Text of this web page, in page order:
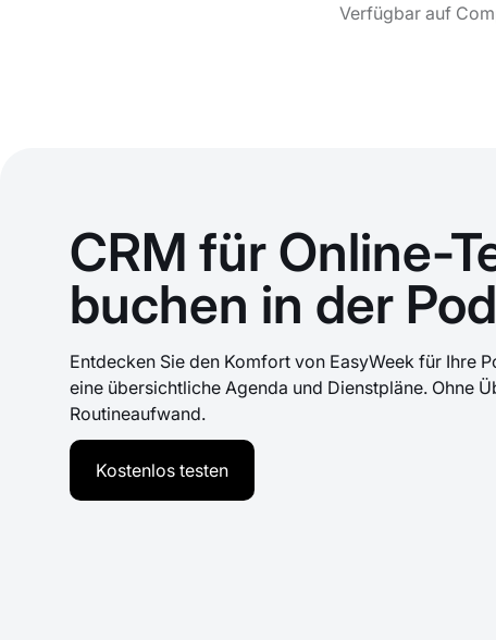
Verfügbar auf
CRM für Online-
buchen in der
Entdecken Sie den Komfort von EasyWeek für Ihre
eine übersichtliche Agenda und Dienstpläne. Ohne
Routineaufwand.
Kostenlos testen